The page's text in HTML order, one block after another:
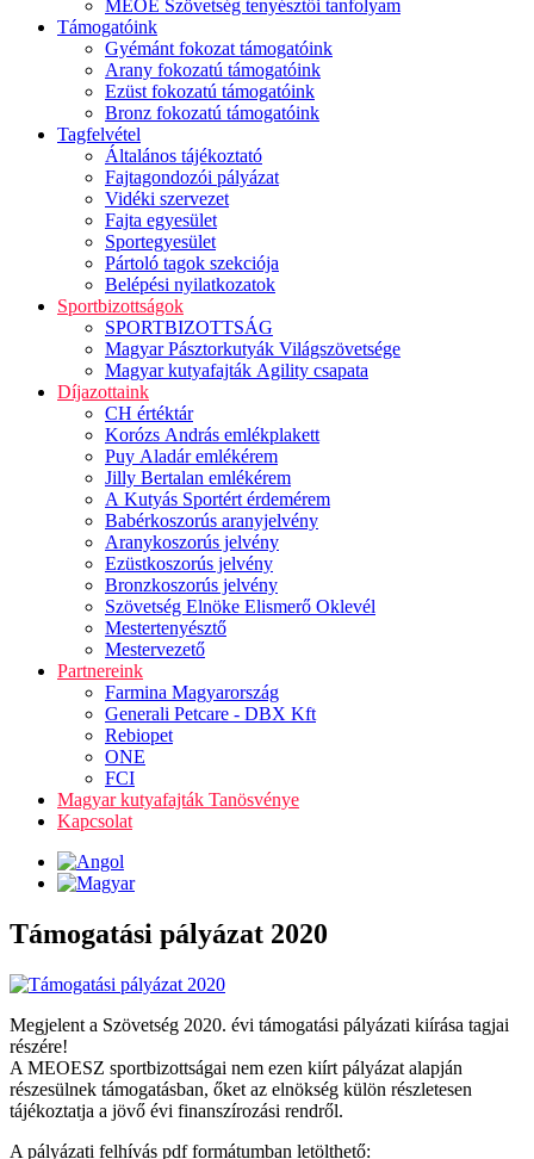
MEOE Szövetség tenyésztői tanfolyam
Támogatóink
Gyémánt fokozat támogatóink
Arany fokozatú támogatóink
Ezüst fokozatú támogatóink
Bronz fokozatú támogatóink
Tagfelvétel
Általános tájékoztató
Fajtagondozói pályázat
Vidéki szervezet
Fajta egyesület
Sportegyesület
Pártoló tagok szekciója
Belépési nyilatkozatok
Sportbizottságok
SPORTBIZOTTSÁG
Magyar Pásztorkutyák Világszövetsége
Magyar kutyafajták Agility csapata
Díjazottaink
CH értéktár
Korózs András emlékplakett
Puy Aladár emlékérem
Jilly Bertalan emlékérem
A Kutyás Sportért érdemérem
Babérkoszorús aranyjelvény
Aranykoszorús jelvény
Ezüstkoszorús jelvény
Bronzkoszorús jelvény
Szövetség Elnöke Elismerő Oklevél
Mestertenyésztő
Mestervezető
Partnereink
Farmina Magyarország
Generali Petcare - DBX Kft
Rebiopet
ONE
FCI
Magyar kutyafajták Tanösvénye
Kapcsolat
Támogatási pályázat 2020
Megjelent a Szövetség 2020. évi támogatási pályázati kiírása tagjai
részére!
A MEOESZ sportbizottságai nem ezen kiírt pályázat alapján
részesülnek támogatásban, őket az elnökség külön részletesen
tájékoztatja a jövő évi finanszírozási rendről.
A pályázati felhívás pdf formátumban letölthető: